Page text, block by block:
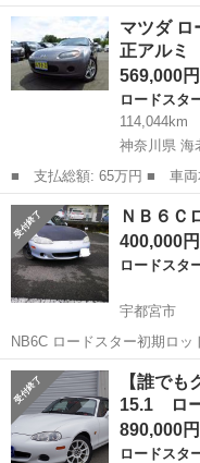
〇 ☆どなたでもローン対応可能☆ １、勤続年数の短
い方や自営業の方 ２、パー
己破産...
宇都宮市 ロー
マツダ
正アル
569,000円
ロードスタ
114,044km
神奈川県 海
■ 支払総額: 65万円 ■ 車両本体価格： 569,000 円 ■ メーカー
名： マツダ ■ 車種名：
パドルシフト 純正アルミ
キー シートヒー...
神奈川 海老名市 ロー
ＮＢ６Ｃ
400,000円
ロードスタ
宇都宮市
NB6C ロードスター初期ロッ
入し、サーキット用にしよ
ンの趣味にシフトしてしま
スホイール付き4本と...
栃木 宇都宮市 ロー
【誰で
15.1 ロ
890,000円
ロードスタ